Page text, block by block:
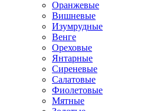
Оранжевые
Вишневые
Изумрудные
Венге
Ореховые
Янтарные
Сиреневые
Салатовые
Фиолетовые
Мятные